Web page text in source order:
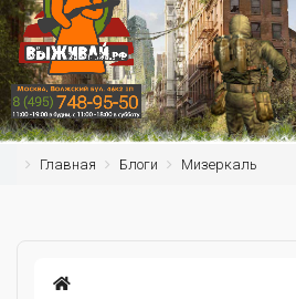
Главная Блоги Мизеркаль